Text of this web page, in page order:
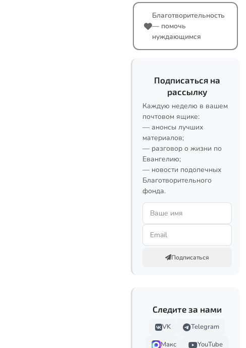
Благотворительность
— помочь
нуждающимся
Подписаться на
рассылку
Каждую неделю в вашем
почтовом ящике:
— анонсы лучших
материалов;
— разговор о жизни по
Евангелию;
— новости подопечных
Благотворительного
фонда.
Подписаться
Следите за нами
VK
Telegram
Макс
YouTube